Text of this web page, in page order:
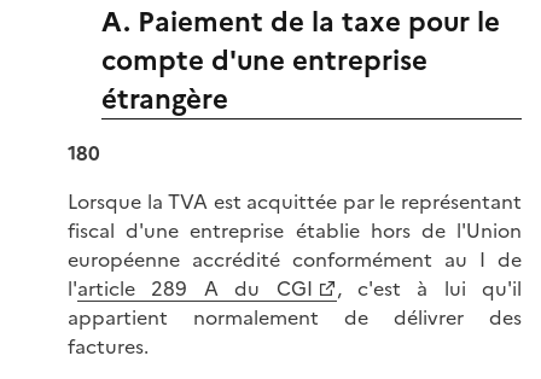
A. Paiement de la taxe pour le
compte d'une entreprise
étrangère
180
Lorsque la TVA est acquittée par le représentant
fiscal d'une entreprise établie hors de l'Union
européenne accrédité conformément au I de
l'article 289 A du CGI
, c'est à lui qu'il
appartient normalement de délivrer des
factures.